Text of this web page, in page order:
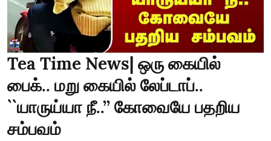
Tea Time News| ஒரு கையில்
பைக்.. மறு கையில் லேப்டாப்..
``யாருய்யா நீ..’’ கோவையே பதறிய
சம்பவம்